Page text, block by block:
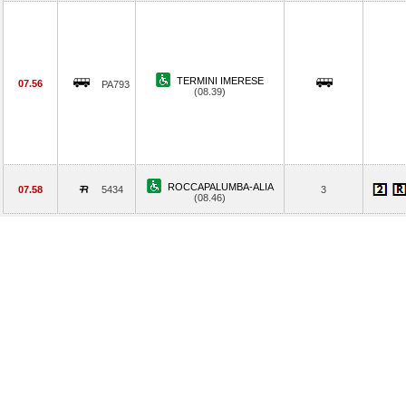
07.56 PA793
TERMINI IMERESE
(08.39)
07.58 5434
ROCCAPALUMBA-ALIA
(08.46)
3